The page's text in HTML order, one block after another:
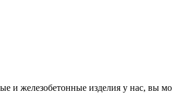
железобетонные изделия у нас, вы